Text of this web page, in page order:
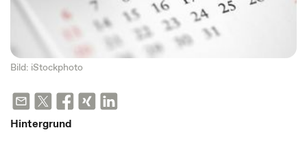
Bild: iStockphoto
Hintergrund